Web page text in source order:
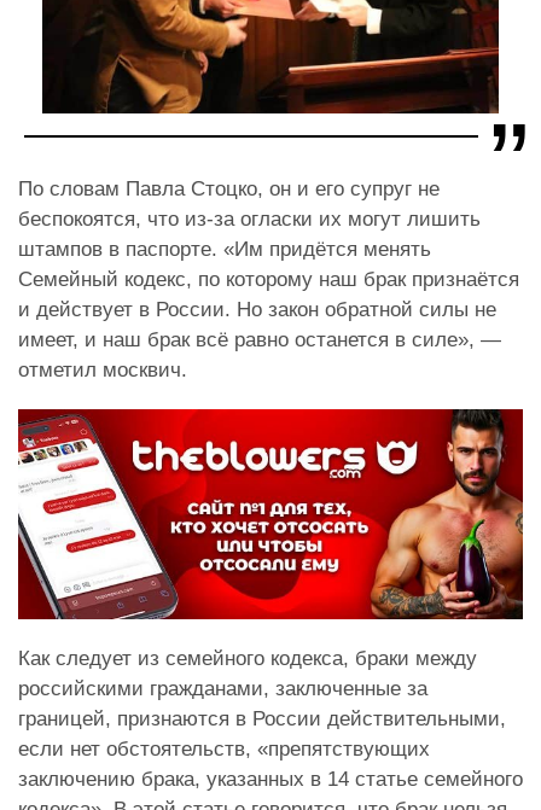
По словам Павла Стоцко, он и его супруг не
беспокоятся, что из-за огласки их могут лишить
штампов в паспорте. «Им придётся менять
Семейный кодекс, по которому наш брак признаётся
и действует в России. Но закон обратной силы не
имеет, и наш брак всё равно останется в силе», —
отметил москвич.
Как следует из семейного кодекса, браки между
российскими гражданами, заключенные за
границей, признаются в России действительными,
если нет обстоятельств, «препятствующих
заключению брака, указанных в 14 статье семейного